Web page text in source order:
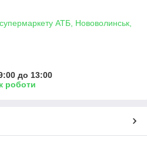
АТБ, Нововолинськ,
до 13:00
роботи